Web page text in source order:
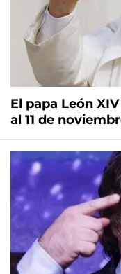
El papa León
al 11 de